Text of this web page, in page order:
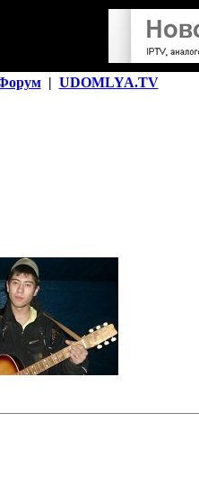
| UDOMLYA.TV